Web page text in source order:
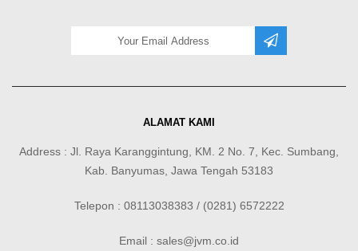
ALAMAT KAMI
Address : Jl. Raya Karanggintung, KM. 2 No. 7, Kec. Sumbang,
Kab. Banyumas, Jawa Tengah 53183
Telepon : 08113038383 / (0281) 6572222
Email : sales@jvm.co.id